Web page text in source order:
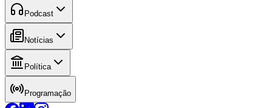
Podcast
Notícias
Política
Programação